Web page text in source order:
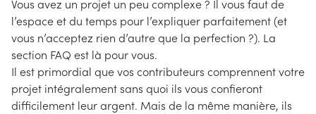
Vous avez un projet un peu complexe ? Il vous faut de
l’espace et du temps pour l’expliquer parfaitement (et
vous n’acceptez rien d’autre que la perfection ?). La
section FAQ est là pour vous.
Il est primordial que vos contributeurs comprennent votre
projet intégralement sans quoi ils vous confieront
difficilement leur argent. Mais de la même manière, ils